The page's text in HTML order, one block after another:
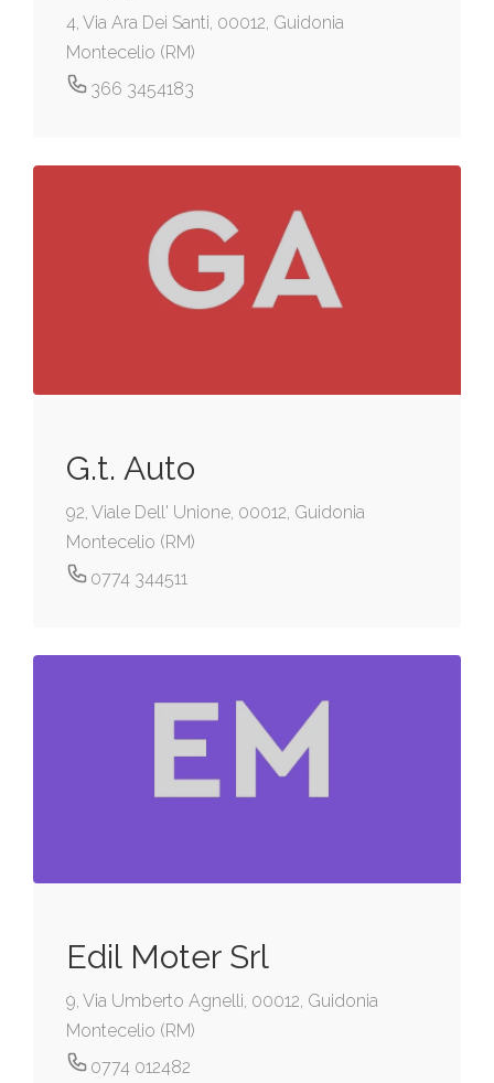
4, Via Ara Dei Santi, 00012, Guidonia
Montecelio (RM)
366 3454183
G.t. Auto
92, Viale Dell' Unione, 00012, Guidonia
Montecelio (RM)
0774 344511
Edil Moter Srl
9, Via Umberto Agnelli, 00012, Guidonia
Montecelio (RM)
0774 012482